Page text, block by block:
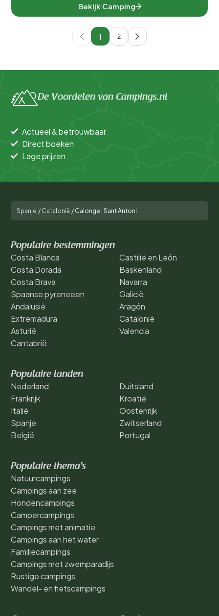
Bekijk Camping
1 2
De Voordelen van Campings.nl
Actueel & betrouwbaar
Direct boeken
Lage prijzen
Spanje / Catalonië / Calonge i Sant Antoni
Populaire bestemmingen
Costa Blanca
Costa Dorada
Costa Brava
Spaanse pyreneeen
Andalusië
Extremadura
Asturië
Cantabrië
Castilië en León
Baskenland
Navarra
Galicië
Aragón
Catalonië
Valencia
Populaire landen
Nederland
Frankrijk
Italië
Spanje
België
Duitsland
Kroatië
Oostenrijk
Zwitserland
Portugal
Populaire thema's
Natuurcampings
Campings aan zee
Hondencampings
Campercampings
Campings met animatie
Campings aan het water
Familiecampings
Campings met zwemparadijs
Rustige campings
Wandel- en fietscampings